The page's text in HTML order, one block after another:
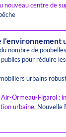
nouveau centre de
nombre de
pour réduire
urbains
Ormeau-Figarol :
urbaine, Nouvelle